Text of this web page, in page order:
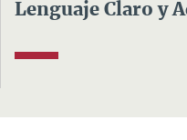
Lenguaje Claro y